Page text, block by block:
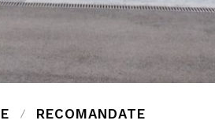
RECOMANDATE